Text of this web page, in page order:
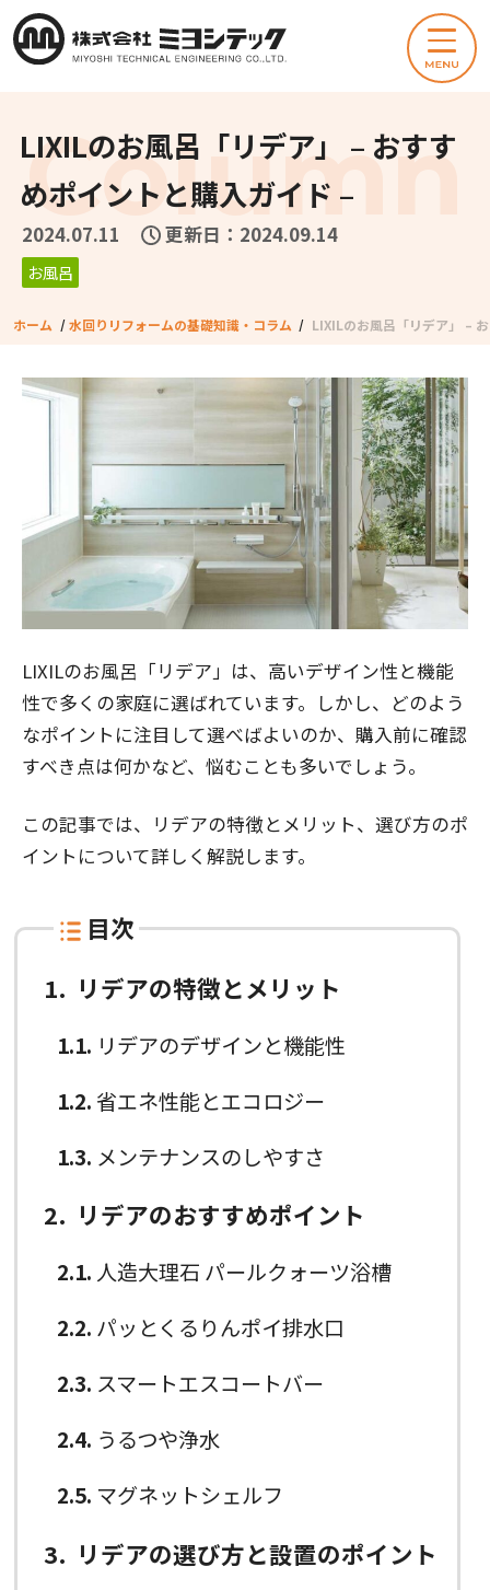
LIXILのお風呂「リデア」 – おすす
めポイントと購入ガイド –
2024.07.11 更新日：2024.09.14
お風呂
ホーム /水回りリフォームの基礎知識・コラム / LIXILのお風呂「リデア」 –
LIXILのお風呂「リデア」は、高いデザイン性と機能
性で多くの家庭に選ばれています。しかし、どのよう
なポイントに注目して選べばよいのか、購入前に確認
すべき点は何かなど、悩むことも多いでしょう。
この記事では、リデアの特徴とメリット、選び方のポ
イントについて詳しく解説します。
目次
1
リデアの特徴とメリット
1.1 リデアのデザインと機能性
1.2 省エネ性能とエコロジー
1.3 メンテナンスのしやすさ
2 リデアのおすすめポイント
2.1 人造大理石 パールクォーツ浴槽
2.2 パッとくるりんポイ排水口
2.3 スマートエスコートバー
2.4 うるつや浄水
2.5 マグネットシェルフ
3 リデアの選び方と設置のポイント